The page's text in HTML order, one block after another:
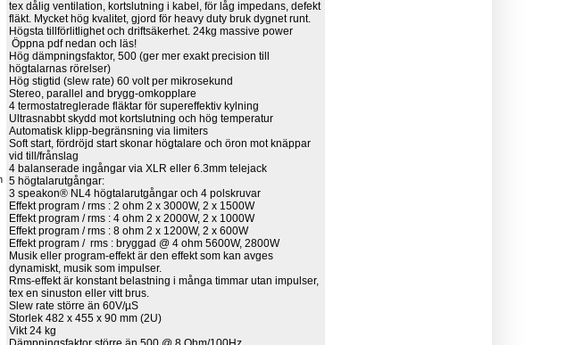
tex dålig ventilation, kortslutning i kabel, för låg impedans, defekt
fläkt. Mycket hög kvalitet, gjord för heavy duty bruk dygnet runt.
Högsta tillförlitlighet och driftsäkerhet. 24kg massive power
Öppna pdf nedan och läs!
Hög dämpningsfaktor, 500 (ger mer exakt precision till
högtalarnas rörelser)
Hög stigtid (slew rate) 60 volt per mikrosekund
Stereo, parallel and brygg-omkopplare
4 termostatreglerade fläktar för supereffektiv kylning
Ultrasnabbt skydd mot kortslutning och hög temperatur
Automatisk klipp-begränsning via limiters
Soft start, fördröjd start skonar högtalare och öron mot knäppar
vid till/frånslag
4 balanserade ingångar via XLR eller 6.3mm telejack
5 högtalarutgångar:
3 speakon® NL4 högtalarutgångar och 4 polskruvar
Effekt program / rms : 2 ohm 2 x 3000W, 2 x 1500W
Effekt program / rms : 4 ohm 2 x 2000W, 2 x 1000W
Effekt program / rms : 8 ohm 2 x 1200W, 2 x 600W
Effekt program / rms : bryggad @ 4 ohm 5600W, 2800W
Musik eller program-effekt är den effekt som kan avges
dynamiskt, musik som impulser.
Rms-effekt är konstant belastning i många timmar utan impulser,
tex en sinuston eller vitt brus.
Slew rate större än 60V/µS
Storlek 482 x 455 x 90 mm (2U)
Vikt 24 kg